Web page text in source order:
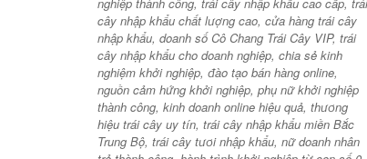
cây nhập khẩu chất lượng cao, cửa hàng trái cây
nhập khẩu, doanh số Cô Chang Trái Cây VIP, trái
cây nhập khẩu cho doanh nghiệp, chia sẻ kinh
nghiệm khởi nghiệp, đào tạo bán hàng online,
nguồn cảm hứng khởi nghiệp, phụ nữ khởi nghiệp
thành công, kinh doanh online hiệu quả, thương
hiệu trái cây uy tín, trái cây nhập khẩu miền Bắc
Trung Bộ, trái cây tươi nhập khẩu, nữ doanh nhân